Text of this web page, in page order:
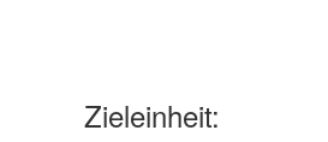
Zieleinheit: